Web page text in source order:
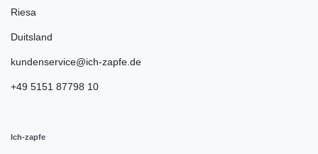
Riesa
Duitsland
kundenservice@ich-zapfe.de
+49 5151 87798 10
Ich-zapfe